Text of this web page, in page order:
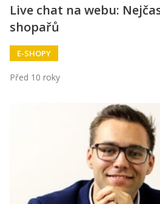
Live chat na webu:
shopařů
E-SHOPY
Před 10 roky